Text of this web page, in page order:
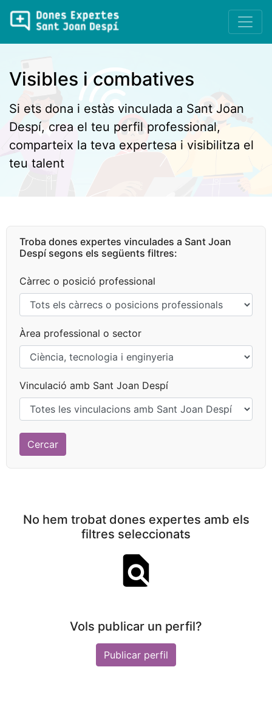
Visibles i combatives
Si ets dona i estàs vinculada a Sant Joan
Despí, crea el teu perfil professional,
comparteix la teva expertesa i visibilitza el
teu talent
Troba dones expertes vinculades a Sant Joan
Despí segons els següents filtres:
Càrrec o posició professional
Àrea professional o sector
Vinculació amb Sant Joan Despí
No hem trobat dones expertes amb els
filtres seleccionats
Vols publicar un perfil?
Publicar perfil